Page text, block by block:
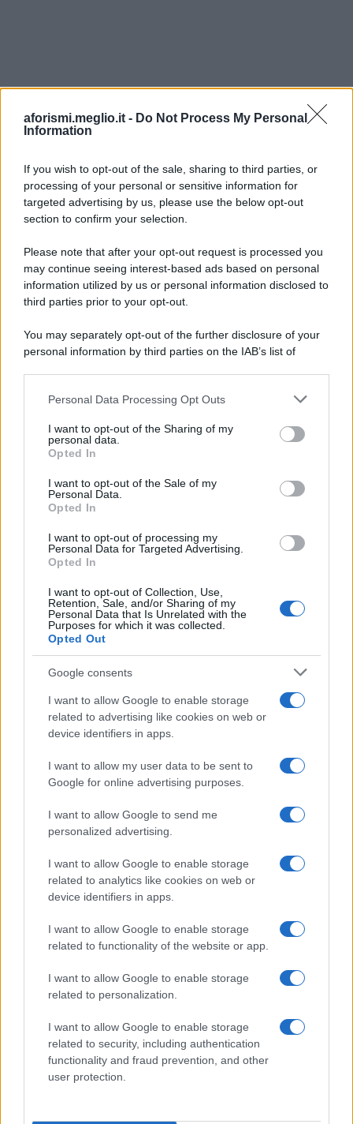
aforismi.meglio.it - Do Not Process My Personal
Information
If you wish to opt-out of the sale, sharing to third parties, or
processing of your personal or sensitive information for
targeted advertising by us, please use the below opt-out
section to confirm your selection.
Please note that after your opt-out request is processed you
may continue seeing interest-based ads based on personal
information utilized by us or personal information disclosed to
third parties prior to your opt-out.
You may separately opt-out of the further disclosure of your
personal information by third parties on the IAB’s list of
This information may also be disclosed by us to third parties
disclose it to other third parties.
Please note that this website/app uses one or more Google
services and may gather and store information including but
not limited to your visit or usage behaviour. You may click to
grant or deny consent to Google and its third-party tags to
consent section.
Personal Data Processing Opt Outs
I want to opt-out of the Sharing of my
personal data.
Opted In
I want to opt-out of the Sale of my
Personal Data.
Opted In
I want to opt-out of processing my
Personal Data for Targeted Advertising.
Opted In
I want to opt-out of Collection, Use,
Retention, Sale, and/or Sharing of my
Personal Data that Is Unrelated with the
Purposes for which it was collected.
Opted Out
Google consents
I want to allow Google to enable storage
related to advertising like cookies on web or
device identifiers in apps.
I want to allow my user data to be sent to
Google for online advertising purposes.
I want to allow Google to send me
personalized advertising.
I want to allow Google to enable storage
related to analytics like cookies on web or
device identifiers in apps.
I want to allow Google to enable storage
related to functionality of the website or app.
I want to allow Google to enable storage
related to personalization.
I want to allow Google to enable storage
related to security, including authentication
functionality and fraud prevention, and other
user protection.
Ricevi LE FRASI PIÙ BELLE via e-mail
E-mail
Frase del giorno
Poesie
Proverbi
Storie con morale
Frasi dei film
Frase film della settimana
Frasi film più lette
Film più cercati
Frasi sul cinema
SERVIZI
Mappa del sito
Privacy Policy
Cookie Policy
Foto con frasi belle
Indice degli autori
Aforismi.meglio.it è l'archivio web dedicato a frasi,
aforismi e citazioni più grande del web (137.905 frasi in
database) • ©2005-2025 • La riproduzione dei testi è
consentita citando la fonte secondo la Licenza
Creative Commons• Nota: in qualità di Affiliato Amazon,